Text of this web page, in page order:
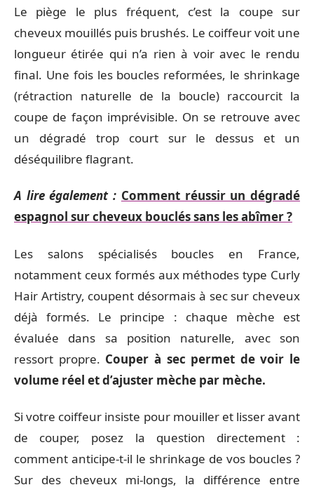
Le piège le plus fréquent, c’est la coupe sur
cheveux mouillés puis brushés. Le coiffeur voit une
longueur étirée qui n’a rien à voir avec le rendu
final. Une fois les boucles reformées, le shrinkage
(rétraction naturelle de la boucle) raccourcit la
coupe de façon imprévisible. On se retrouve avec
un dégradé trop court sur le dessus et un
déséquilibre flagrant.
A lire également : Comment réussir un dégradé
espagnol sur cheveux bouclés sans les abîmer ?
Les salons spécialisés boucles en France,
notamment ceux formés aux méthodes type Curly
Hair Artistry, coupent désormais à sec sur cheveux
déjà formés. Le principe : chaque mèche est
évaluée dans sa position naturelle, avec son
ressort propre. Couper à sec permet de voir le
volume réel et d’ajuster mèche par mèche.
Si votre coiffeur insiste pour mouiller et lisser avant
de couper, posez la question directement :
comment anticipe-t-il le shrinkage de vos boucles ?
Sur des cheveux mi-longs, la différence entre